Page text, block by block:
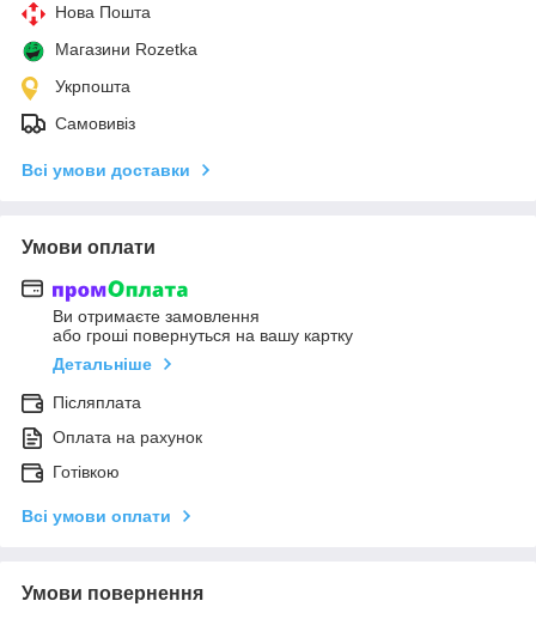
Нова Пошта
Магазини Rozetka
Укрпошта
Самовивіз
Всі умови доставки
Умови оплати
Ви отримаєте замовлення
або гроші повернуться на вашу картку
Детальніше
Післяплата
Оплата на рахунок
Готівкою
Всі умови оплати
Умови повернення